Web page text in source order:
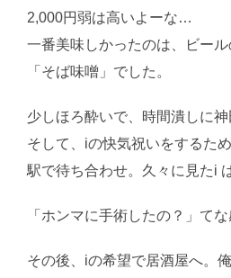
2,000円弱は高いよーな…
一番美味しかったのは、ビー
「そば味噌」でした。
少しほろ酔いで、時間潰しに神
そして、iの快気祝いをするため
駅で待ち合わせ。久々に見たi
「ホンマに手術したの？」てな
その後、iの希望で居酒屋へ。